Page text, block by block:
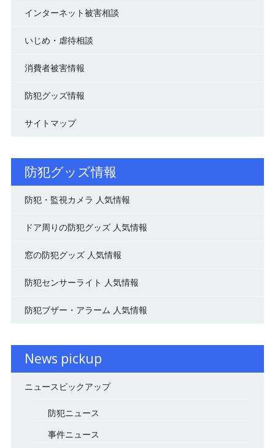
インターネット被害相談
いじめ・虐待相談
消費者被害情報
防犯グッズ情報
サイトマップ
防犯グッズ情報
防犯・監視カメラ 人気情報
ドア周りの防犯グッズ 人気情報
窓の防犯グッズ 人気情報
防犯センサーライト 人気情報
防犯ブザー・アラーム 人気情報
News pickup
ニュースピックアップ
防犯ニュース
事件ニュース